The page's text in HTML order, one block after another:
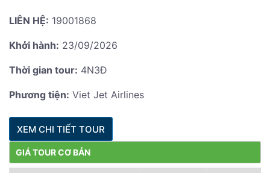
LIÊN HỆ: 19001868
Khởi hành: 23/09/2026
Thời gian tour: 4N3Đ
Phương tiện: Viet Jet Airlines
XEM CHI TIẾT TOUR
GIÁ TOUR CƠ BẢN